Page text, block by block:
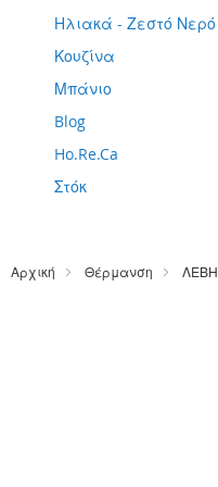
Ηλιακά - Ζεστό Νερό
Κουζίνα
Μπάνιο
Blog
Ho.Re.Ca
Στόκ
Αρχική Θέρμανση